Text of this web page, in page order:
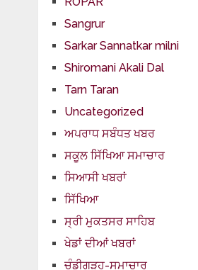
Sangrur
Sarkar Sannatkar milni
Shiromani Akali Dal
Tarn Taran
Uncategorized
ਅਪਰਾਧ ਸਬੰਧਤ ਖਬਰ
ਸਕੂਲ ਸਿੱਖਿਆ ਸਮਾਚਾਰ
ਸਿਆਸੀ ਖਬਰਾਂ
ਸਿੱਖਿਆ
ਸ੍ਰੀ ਮੁਕਤਸਰ ਸਾਹਿਬ
ਖੇਡਾਂ ਦੀਆਂ ਖਬਰਾਂ
ਚੰਡੀਗੜ੍ਹ-ਸਮਾਚਾਰ